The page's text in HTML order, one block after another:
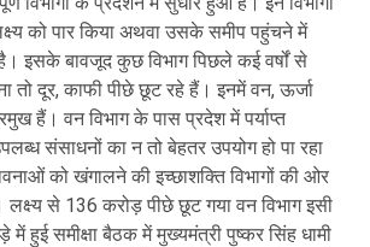
लक्ष्य को पार किया अथवा उसके समीप पहुंचने में
इसके बावजूद कुछ विभाग पिछले कई वर्षों से
तो दूर, काफी पीछे छूट रहे हैं। इनमें वन, ऊर्जा
हैं। वन विभाग के पास प्रदेश में पर्याप्त
संसाधनों का न तो बेहतर उपयोग हो पा रहा
को खंगालने की इच्छाशक्ति विभागों की ओर
लक्ष्य से 136 करोड़ पीछे छूट गया वन विभाग इसी
हुई समीक्षा बैठक में मुख्यमंत्री पुष्कर सिंह धामी